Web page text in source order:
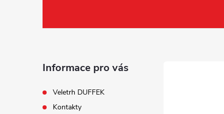
Informace pro vás
Veletrh DUFFEK
Kontakty